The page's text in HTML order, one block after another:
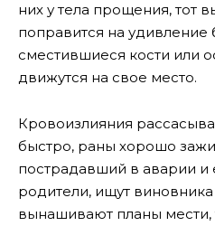
них у тела прощения, тот
поправится на
сместившиеся кости или
движутся на свое место.
Кровоизлияния
быстро, раны хорошо
пострадавший в аварии и
родители, ищут
вынашивают планы